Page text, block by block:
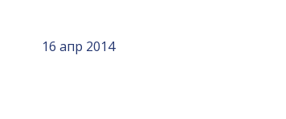
16 апр 2014